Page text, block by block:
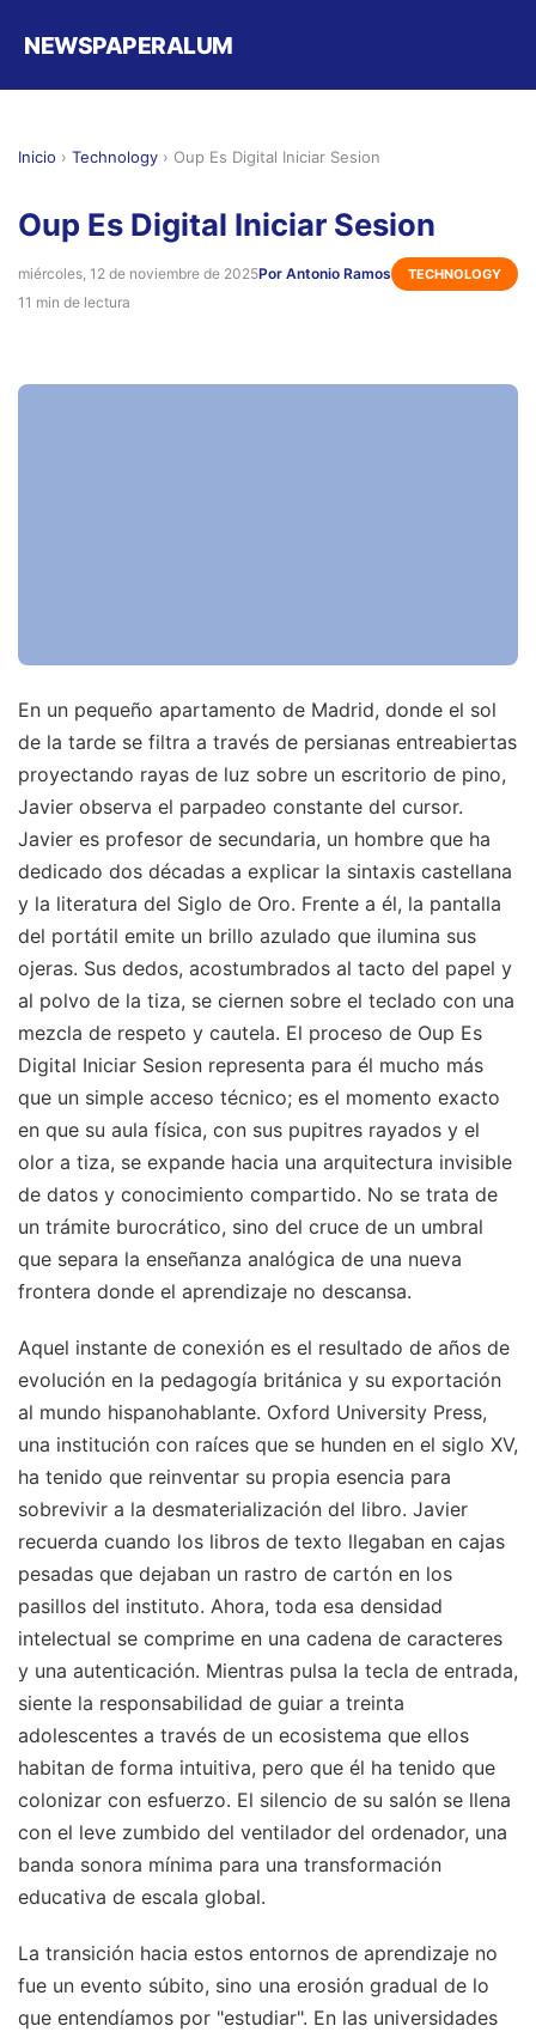
NEWSPAPERALUM
Inicio › Technology › Oup Es Digital Iniciar Sesion
Oup Es Digital Iniciar Sesion
miércoles, 12 de noviembre de 2025Por Antonio Ramos TECHNOLOGY
11 min de lectura
En un pequeño apartamento de Madrid, donde el sol
de la tarde se filtra a través de persianas entreabiertas
proyectando rayas de luz sobre un escritorio de pino,
Javier observa el parpadeo constante del cursor.
Javier es profesor de secundaria, un hombre que ha
dedicado dos décadas a explicar la sintaxis castellana
y la literatura del Siglo de Oro. Frente a él, la pantalla
del portátil emite un brillo azulado que ilumina sus
ojeras. Sus dedos, acostumbrados al tacto del papel y
al polvo de la tiza, se ciernen sobre el teclado con una
mezcla de respeto y cautela. El proceso de Oup Es
Digital Iniciar Sesion representa para él mucho más
que un simple acceso técnico; es el momento exacto
en que su aula física, con sus pupitres rayados y el
olor a tiza, se expande hacia una arquitectura invisible
de datos y conocimiento compartido. No se trata de
un trámite burocrático, sino del cruce de un umbral
que separa la enseñanza analógica de una nueva
frontera donde el aprendizaje no descansa.
Aquel instante de conexión es el resultado de años de
evolución en la pedagogía británica y su exportación
al mundo hispanohablante. Oxford University Press,
una institución con raíces que se hunden en el siglo XV,
ha tenido que reinventar su propia esencia para
sobrevivir a la desmaterialización del libro. Javier
recuerda cuando los libros de texto llegaban en cajas
pesadas que dejaban un rastro de cartón en los
pasillos del instituto. Ahora, toda esa densidad
intelectual se comprime en una cadena de caracteres
y una autenticación. Mientras pulsa la tecla de entrada,
siente la responsabilidad de guiar a treinta
adolescentes a través de un ecosistema que ellos
habitan de forma intuitiva, pero que él ha tenido que
colonizar con esfuerzo. El silencio de su salón se llena
con el leve zumbido del ventilador del ordenador, una
banda sonora mínima para una transformación
educativa de escala global.
La transición hacia estos entornos de aprendizaje no
fue un evento súbito, sino una erosión gradual de lo
que entendíamos por "estudiar". En las universidades